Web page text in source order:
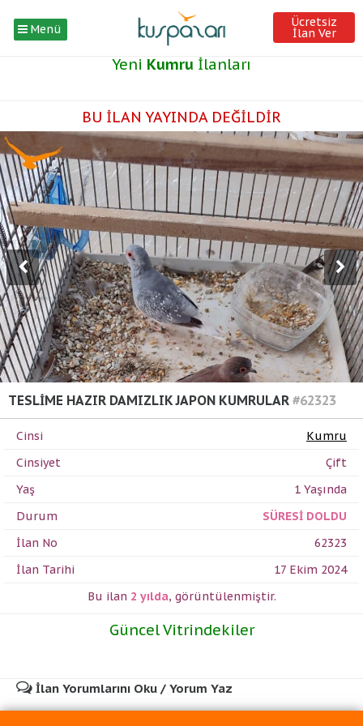
Menü Ücretsiz
İlan Ver
Yeni Kumru İlanları
BU İLAN YAYINDA DEĞİLDİR
TESLİME HAZIR DAMIZLIK JAPON KUMRULAR #62323
Cinsi
Kumru
Cinsiyet
Çift
Yaş
1 Yaşında
Durum
SÜRESİ DOLDU
İlan No
62323
İlan Tarihi
17 Ekim 2024
Bu ilan 2 yılda, görüntülenmiştir.
Güncel Vitrindekiler
İlan Yorumlarını Oku / Yorum Yaz